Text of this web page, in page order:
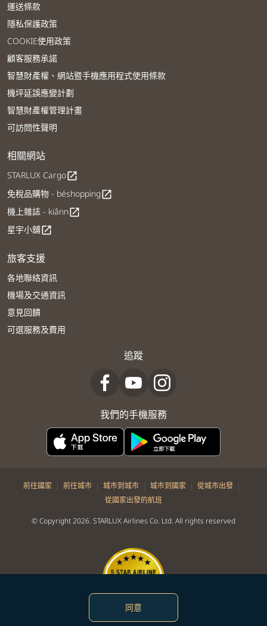
同意
運送條款
隱私保護政策
COOKIE使用政策
顧客服務承諾
智慧財產權、網站暨手機應用程式使用條款
機坪延誤應變計劃
智慧財產權管理計畫
可訪問性聲明
相關網站
STARLUX Cargoopen_in_new
免稅品購物 - béshoppingopen_in_new
機上雜誌 - kiânnopen_in_new
星宇小舖open_in_new
旅客支援
各地聯絡資訊
機場及交通資訊
意見回饋
可選服務及費用
追蹤
我們的手機服務
前往國家 | 前往城市 | 城市到城市 | 城市到國家 | 從城市出發 |
從國家出發的航班
© Copyright 2026. STARLUX Airlines Co. Ltd. All rights reserved